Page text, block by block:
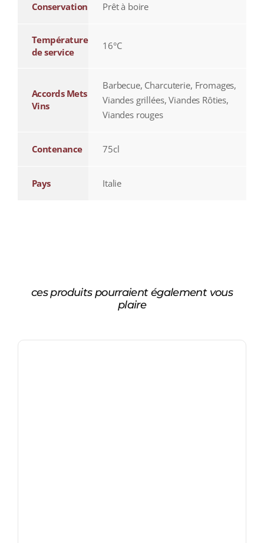
Conservation Prêt à boire
Température
de service
16°C
Accords Mets
Vins
Barbecue, Charcuterie, Fromages,
Viandes grillées, Viandes Rôties,
Viandes rouges
Contenance 75cl
Pays Italie
ces produits pourraient également vous
plaire